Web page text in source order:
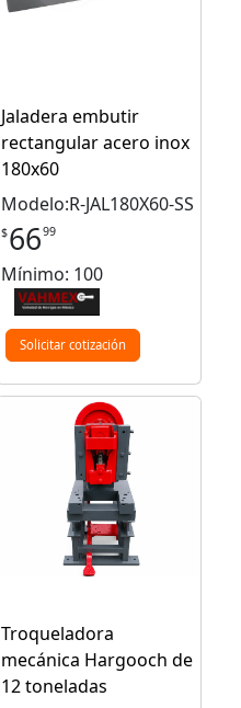
Jaladera embutir
rectangular acero inox
180x60
Modelo:R-JAL180X60-SS
$6699
Mínimo: 100
Solicitar cotización
Troqueladora
mecánica Hargooch de
12 toneladas